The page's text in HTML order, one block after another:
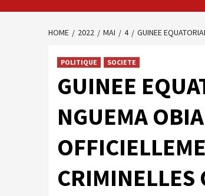
HOME 2022 MAI 4 GUINEE
POLITIQUE SOCIETE
GUINEE
NGUEMA
CRIMINELLES